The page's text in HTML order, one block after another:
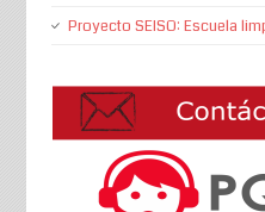
Proyecto SEISO: Escuela